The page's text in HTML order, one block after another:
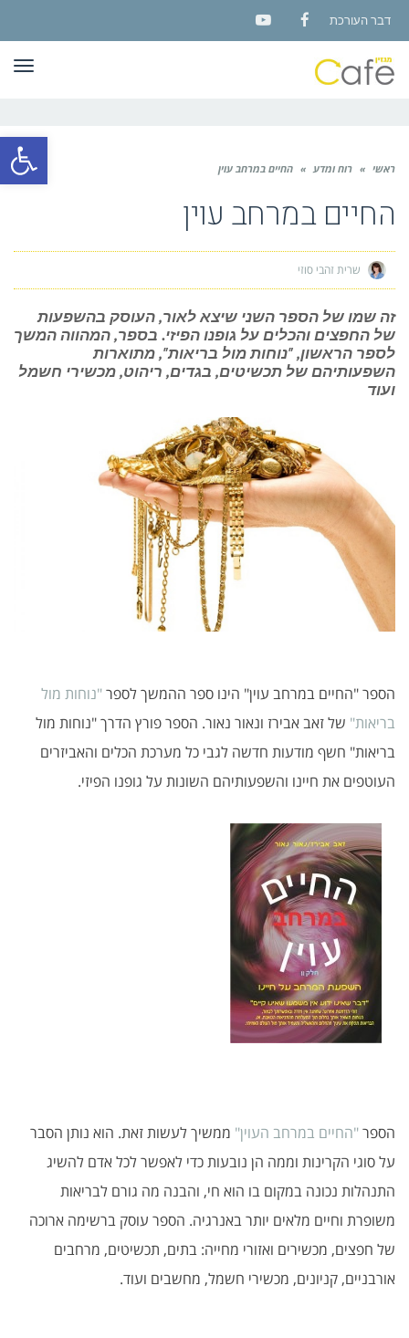
פתח
דבר העורכת
Facebook
YouTube
ראשי » רוח ומדע » החיים במרחב עוין
החיים במרחב עוין
שרית זהבי סוזי
זה שמו של הספר השני שיצא לאור, העוסק בהשפעות
של החפצים והכלים על גופנו הפיזי. בספר, המהווה המשך
לספר הראשון, "נוחות מול בריאות", מתוארות
השפעותיהם של תכשיטים, בגדים, ריהוט, מכשירי חשמל
ועוד
הספר "החיים במרחב עוין" הינו ספר ההמשך לספר"נוחות מול
בריאות" של זאב אבירז ונאור נאור. הספר פורץ הדרך "נוחות מול
בריאות" חשף מודעות חדשה לגבי כל מערכת הכלים והאביזרים
העוטפים את חיינו והשפעותיהם השונות על גופנו הפיזי.
הספר"החיים במרחב העוין" ממשיך לעשות זאת. הוא נותן הסבר
על סוגי הקרינות וממה הן נובעות כדי לאפשר לכל אדם להשיג
התנהלות נכונה במקום בו הוא חי, והבנה מה גורם לבריאות
משופרת וחיים מלאים יותר באנרגיה. הספר עוסק ברשימה ארוכה
של חפצים, מכשירים ואזורי מחייה: בתים, תכשיטים, מרחבים
אורבניים, קניונים, מכשירי חשמל, מחשבים ועוד.